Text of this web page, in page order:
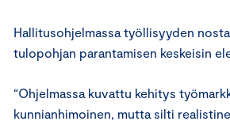
Hallitusohjelmassa työllisyyden
tulopohjan parantamisen keskeisin
“Ohjelmassa kuvattu kehitys
kunnianhimoinen, mutta silti